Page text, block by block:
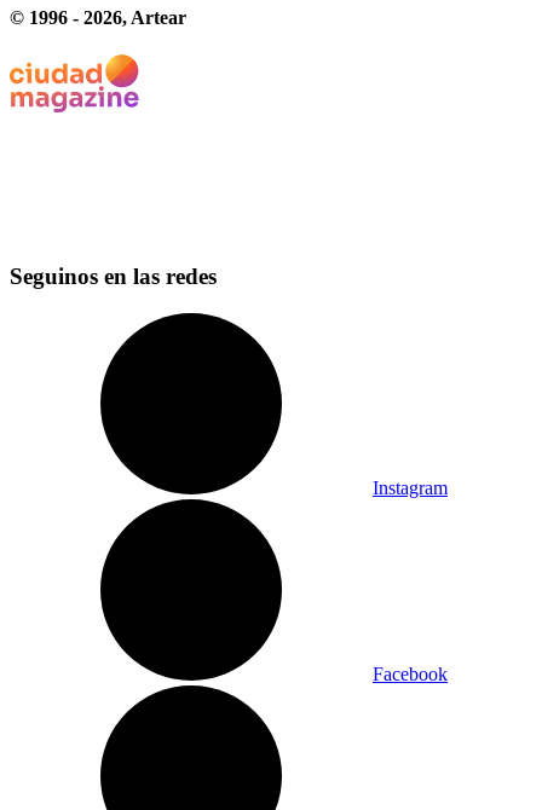
© 1996 - 2026, Artear
Seguinos en las redes
Instagram
Facebook